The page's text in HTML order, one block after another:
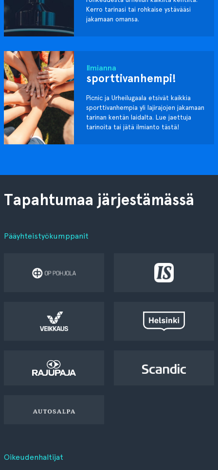
Kerro tarinasi tai rohkaise ystävääsi
jakamaan omansa.
Ilmianna
sporttivanhempi!
Picnic ja Urheilugaala etsivät kaikkia
sporttivanhempia yli lajirajojen jakamaan
tarinan kentän laidalta. Lue jaettuja
tarinoita tai jätä ilmianto tästä!
Tapahtumaa järjestämässä
Pääyhteistyökumppanit
Oikeudenhaltijat